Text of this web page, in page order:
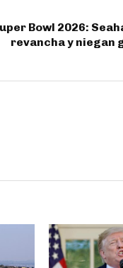
Bowl 2026:
revancha y niegan